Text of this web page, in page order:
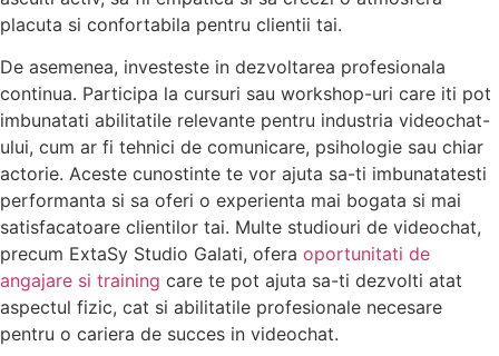
placuta si confortabila pentru clientii tai.
De asemenea, investeste in dezvoltarea profesionala
continua. Participa la cursuri sau workshop-uri care iti pot
imbunatati abilitatile relevante pentru industria videochat-
ului, cum ar fi tehnici de comunicare, psihologie sau chiar
actorie. Aceste cunostinte te vor ajuta sa-ti imbunatatesti
performanta si sa oferi o experienta mai bogata si mai
satisfacatoare clientilor tai. Multe studiouri de videochat,
precum ExtaSy Studio Galati, ofera oportunitati de
angajare si training care te pot ajuta sa-ti dezvolti atat
aspectul fizic, cat si abilitatile profesionale necesare
pentru o cariera de succes in videochat.